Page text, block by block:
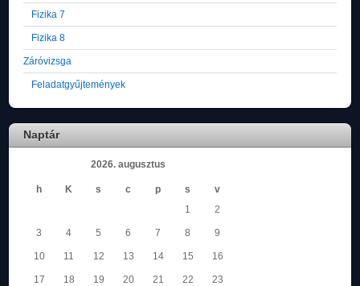
Fizika 7
Fizika 8
Záróvizsga
Feladatgyűjtemények
Naptár
2026. augusztus
h K s c p s
v
1
2
3 4 5 6 7 8 9
10 11 12 13 14 15 16
17 18 19 20 21 22 23